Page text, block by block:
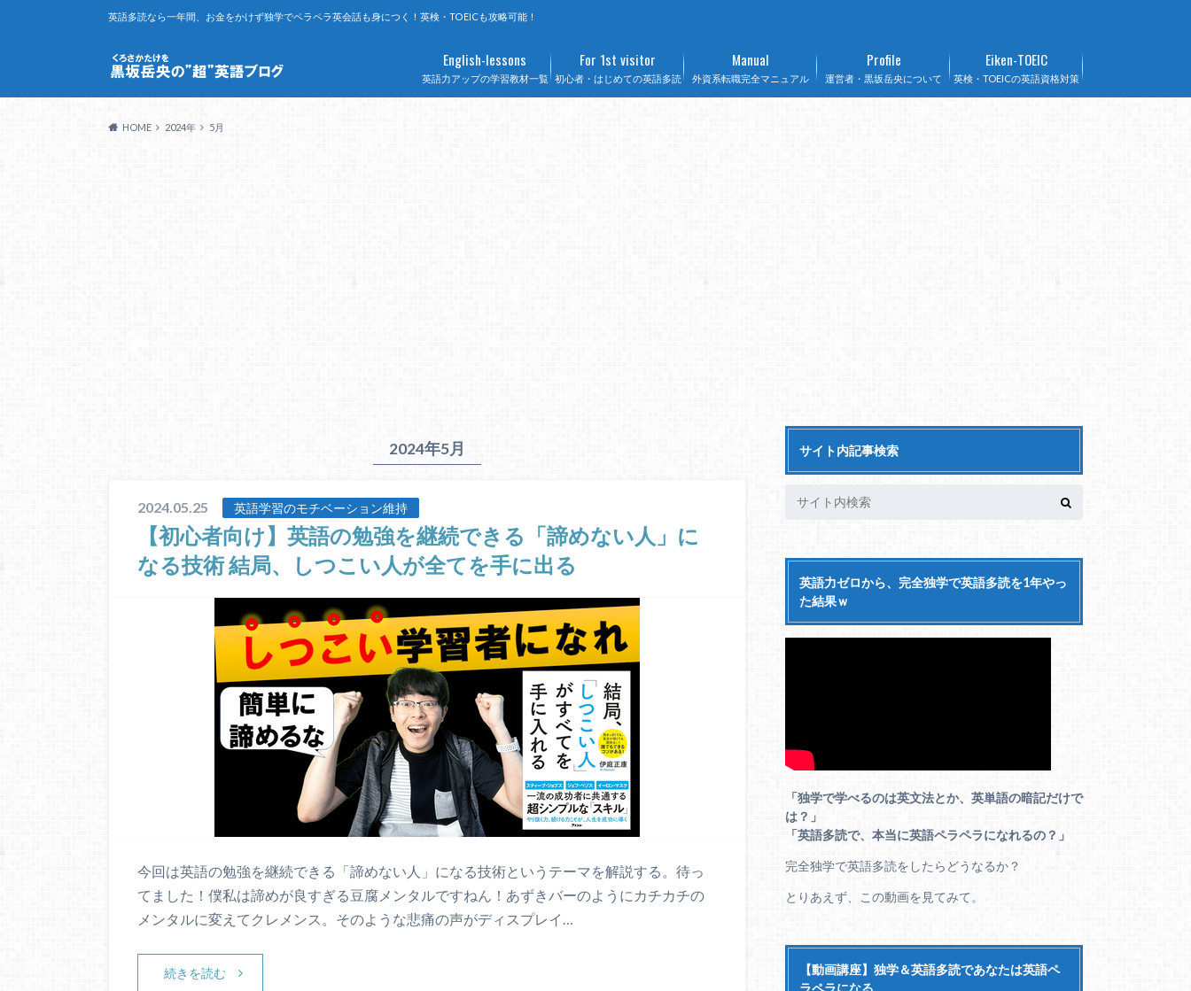
英語多読なら一年間、お金をかけず独学でペラペラ英会話も身につく！英検・TOEICも攻略可能！
英語力アップの学習教材一覧
English-lessons
初心者・はじめての英語多読
For 1st visitor
外資系転職完全マニュアル
Manual
運営者・黒坂岳央について
Profile
英検・TOEICの英語資格対策
Eiken-TOEIC
HOME 2024年 5月
2024年5月
2024.05.25 英語学習のモチベーション維持
【初心者向け】英語の勉強を継続できる「諦めない人」に
なる技術 結局、しつこい人が全てを手に出る
今回は英語の勉強を継続できる「諦めない人」になる技術というテーマを解説する。待っ
てました！僕私は諦めが良すぎる豆腐メンタルですねん！あずきバーのようにカチカチの
メンタルに変えてクレメンス。そのような悲痛の声がディスプレイ…
続きを読む
サイト内記事検索
英語力ゼロから、完全独学で英語多読を1年やっ
た結果ｗ
「独学で学べるのは英文法とか、英単語の暗記だけで
は？」
「英語多読で、本当に英語ペラペラになれるの？」
完全独学で英語多読をしたらどうなるか？
とりあえず、この動画を見てみて。
【動画講座】独学＆英語多読であなたは英語ペ
ラペラになる